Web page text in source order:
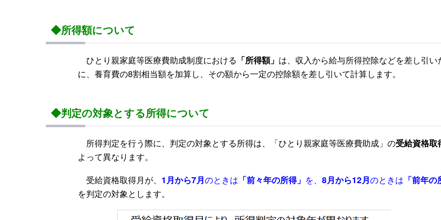
◆所得額について
ひとり親家庭等医療費助成制度における 「所得額」 は、収入から給与所得控除などを差し引い
に、養育費の8割相当額を加算し、その額から一定の控除額を差し引いて計算します。
◆判定の対象とする所得について
所得判定を行う際に、判定の対象とする所得は、「ひとり親家庭等医療費助成」の受給資格取
よって異なります。
受給資格取得月が、 1月から7月のときは 「前々年の所得」 を、8月から12月のときは 「前年の
を判定の対象とします。